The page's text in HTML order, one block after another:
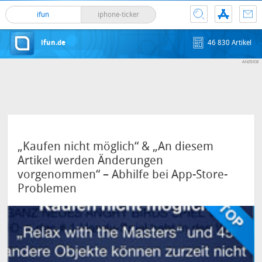
ifun iphone-ticker
ifun.de 46 830 Artikel
„Kaufen nicht möglich“ & „An diesem
Artikel werden Änderungen
vorgenommen“ – Abhilfe bei App-Store-
Problemen